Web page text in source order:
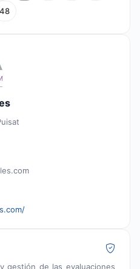
48
gestión de las evaluaciones